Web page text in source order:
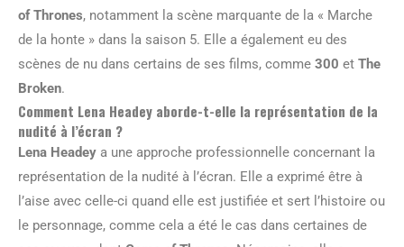
of Thrones, notamment la scène marquante de la « Marche
de la honte » dans la saison 5. Elle a également eu des
scènes de nu dans certains de ses films, comme 300 et The
Broken.
Comment Lena Headey aborde-t-elle la représentation de la
nudité à l’écran ?
Lena Headey a une approche professionnelle concernant la
représentation de la nudité à l’écran. Elle a exprimé être à
l’aise avec celle-ci quand elle est justifiée et sert l’histoire ou
le personnage, comme cela a été le cas dans certaines de